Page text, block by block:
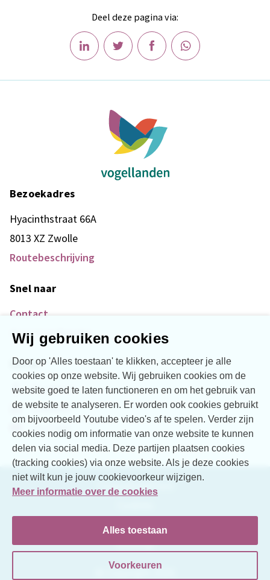
Wij gebruiken cookies
Door op 'Alles toestaan' te klikken, accepteer je alle
cookies op onze website. Wij gebruiken cookies om de
website goed te laten functioneren en om het gebruik van
de website te analyseren. Er worden ook cookies gebruikt
om bijvoorbeeld Youtube video's af te spelen. Verder zijn
cookies nodig om informatie van onze website te kunnen
delen via social media. Deze partijen plaatsen cookies
(tracking cookies) via onze website. Als je deze cookies
niet wilt kun je jouw cookievoorkeur wijzigen.
Meer informatie over de cookies
Alles toestaan
Voorkeuren
Deel deze pagina via:
Bezoekadres
Hyacinthstraat 66A
8013 XZ Zwolle
Routebeschrijving
Snel naar
Contact
Over Vogellanden
Social
Facebook
LinkedIn
YouTube
© Copyright 2026
Toegankelijkheid
Disclaimer
Sitemap